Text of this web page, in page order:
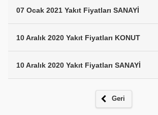
07 Ocak 2021 Yakıt Fiyatları SANAYİ
10 Aralık 2020 Yakıt Fiyatları KONUT
10 Aralık 2020 Yakıt Fiyatları SANAYİ
Geri